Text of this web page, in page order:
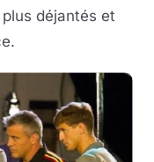
déjantés et